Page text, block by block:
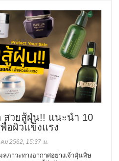
สวยสู้ฝุ่น!! แนะนำ 10
อผิวแข็งแรง
ม 2562, 15:37 น.
ภาวะทางอากาศอย่างเจ้าฝุ่นพิษ